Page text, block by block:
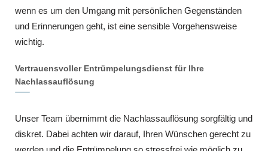
wenn es um den Umgang mit persönlichen Gegenständen
und Erinnerungen geht, ist eine sensible Vorgehensweise
wichtig.
Vertrauensvoller Entrümpelungsdienst für Ihre
Nachlassauflösung
Unser Team übernimmt die Nachlassauflösung sorgfältig und
diskret. Dabei achten wir darauf, Ihren Wünschen gerecht zu